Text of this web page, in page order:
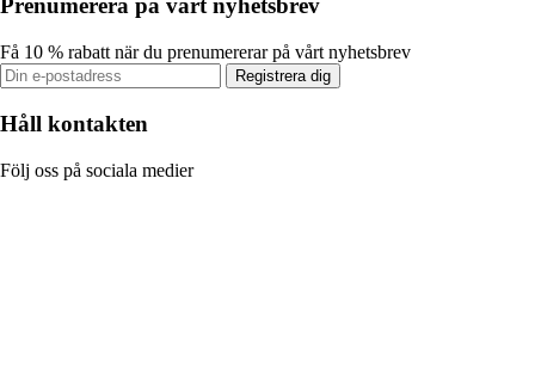
Prenumerera på vårt nyhetsbrev
Få 10 % rabatt när du prenumererar på vårt nyhetsbrev
Registrera dig
Håll kontakten
Följ oss på sociala medier